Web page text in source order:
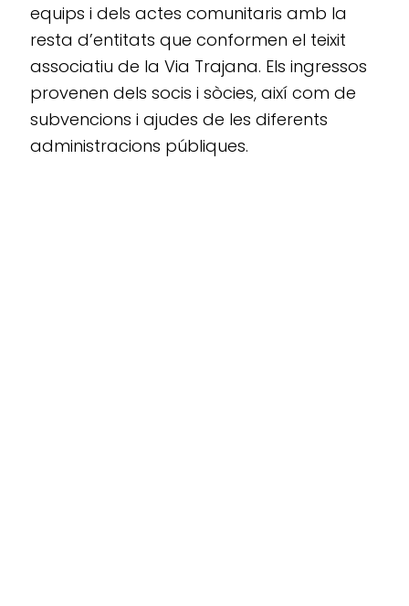
equips i dels actes comunitaris amb la
resta d’entitats que conformen el teixit
associatiu de la Via Trajana. Els ingressos
provenen dels socis i sòcies, així com de
subvencions i ajudes de les diferents
administracions públiques.